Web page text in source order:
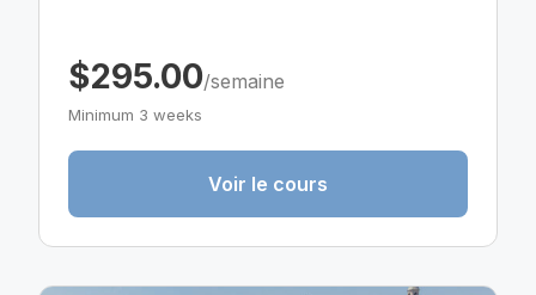
$295.00/semaine
Minimum 3 weeks
Voir le cours